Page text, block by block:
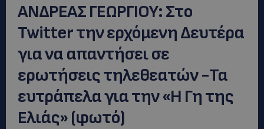
ΑΝΔΡΕΑΣ ΓΕΩΡΓΙΟΥ: Στο
Twitter την ερχόμενη Δευτέρα
για να απαντήσει σε
ερωτήσεις τηλεθεατών -Τα
ευτράπελα για την «Η Γη της
Ελιάς» (φωτό)